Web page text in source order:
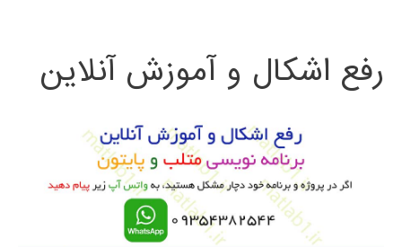
ج
رفع اشکال و آموزش آنلاین